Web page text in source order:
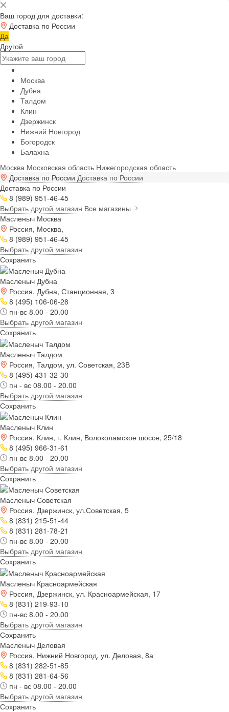
Ваш город для доставки:
Доставка по России
Да
Другой
Москва
Дубна
Талдом
Клин
Дзержинск
Нижний Новгород
Богородск
Балахна
Москва Московская область Нижегородская область
Доставка по России Доставка по России
Доставка по России
8 (989) 951-46-45
Выбрать другой магазин Все магазины
Масленыч Москва
Россия, Москва,
8 (989) 951-46-45
Выбрать другой магазин
Сохранить
Масленыч Дубна
Россия, Дубна, Станционная, 3
8 (495) 106-06-28
пн-вс 8.00 - 20.00
Выбрать другой магазин
Сохранить
Масленыч Талдом
Россия, Талдом, ул. Советская, 23В
8 (495) 431-32-30
пн - вс 08.00 - 20.00
Выбрать другой магазин
Сохранить
Масленыч Клин
Россия, Клин, г. Клин, Волоколамское шоссе, 25/18
8 (495) 966-31-61
пн-вс 8.00 - 20.00
Выбрать другой магазин
Сохранить
Масленыч Советская
Россия, Дзержинск, ул.Советская, 5
8 (831) 215-51-44
8 (831) 281-78-21
пн-вс 8.00 - 20.00
Выбрать другой магазин
Сохранить
Масленыч Красноармейская
Россия, Дзержинск, ул. Красноармейская, 17
8 (831) 219-93-10
пн-вс 8.00 - 20.00
Выбрать другой магазин
Сохранить
Масленыч Деловая
Россия, Нижний Новгород, ул. Деловая, 8а
8 (831) 282-51-85
8 (831) 281-64-56
пн - вс 08.00 - 20.00
Выбрать другой магазин
Сохранить